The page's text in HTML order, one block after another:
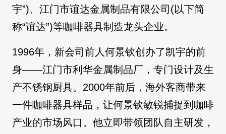
宇”)、江门市谊达金属制品有限公司(以下简
称“谊达”)等咖啡器具制造龙头企业。
1996年，新会司前人何景钦创办了凯宇的前
身——江门市利华金属制品厂，专门设计及生
产不锈钢厨具。2000年前后，海外客商带来
一件咖啡器具样品，让何景钦敏锐捕捉到咖啡
产业的市场风口。他立即带领团队自主研发，